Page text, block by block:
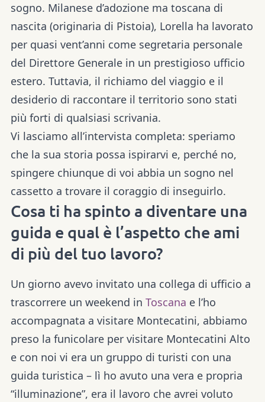
sogno. Milanese d’adozione ma toscana di
nascita (originaria di Pistoia), Lorella ha lavorato
per quasi vent’anni come segretaria personale
del Direttore Generale in un prestigioso ufficio
estero. Tuttavia, il richiamo del viaggio e il
desiderio di raccontare il territorio sono stati
più forti di qualsiasi scrivania.
Vi lasciamo all’intervista completa: speriamo
che la sua storia possa ispirarvi e, perché no,
spingere chiunque di voi abbia un sogno nel
cassetto a trovare il coraggio di inseguirlo.
Cosa ti ha spinto a diventare una
guida e qual è l’aspetto che ami
di più del tuo lavoro?
Un giorno avevo invitato una collega di ufficio a
trascorrere un weekend in Toscana e l’ho
accompagnata a visitare Montecatini, abbiamo
preso la funicolare per visitare Montecatini Alto
e con noi vi era un gruppo di turisti con una
guida turistica – lì ho avuto una vera e propria
“illuminazione”, era il lavoro che avrei voluto